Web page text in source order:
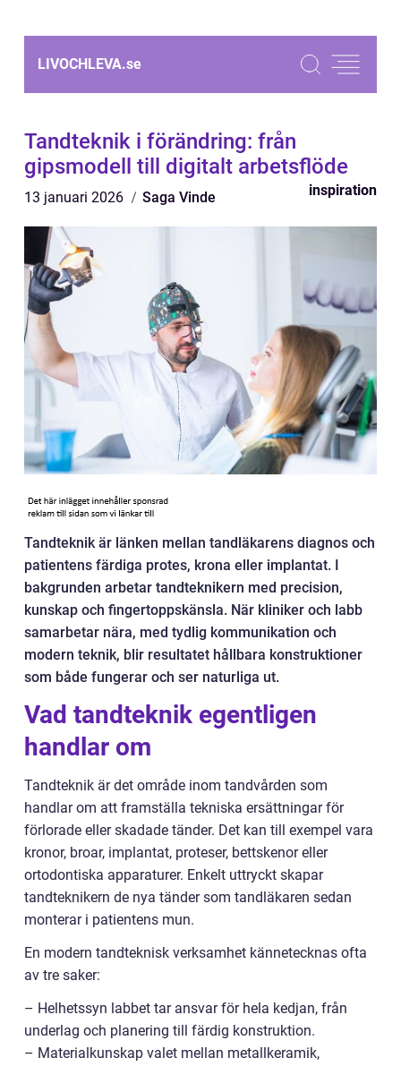
LIVOCHLEVA.se
Tandteknik i förändring: från
gipsmodell till digitalt arbetsflöde
13 januari 2026 Saga Vinde inspiration
Tandteknik är länken mellan tandläkarens diagnos och
patientens färdiga protes, krona eller implantat. I
bakgrunden arbetar tandteknikern med precision,
kunskap och fingertoppskänsla. När kliniker och labb
samarbetar nära, med tydlig kommunikation och
modern teknik, blir resultatet hållbara konstruktioner
som både fungerar och ser naturliga ut.
Vad tandteknik egentligen
handlar om
Tandteknik är det område inom tandvården som
handlar om att framställa tekniska ersättningar för
förlorade eller skadade tänder. Det kan till exempel vara
kronor, broar, implantat, proteser, bettskenor eller
ortodontiska apparaturer. Enkelt uttryckt skapar
tandteknikern de nya tänder som tandläkaren sedan
monterar i patientens mun.
En modern tandteknisk verksamhet kännetecknas ofta
av tre saker:
– Helhetssyn labbet tar ansvar för hela kedjan, från
underlag och planering till färdig konstruktion.
– Materialkunskap valet mellan metallkeramik,